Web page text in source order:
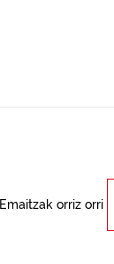
Emaitzak orriz orri